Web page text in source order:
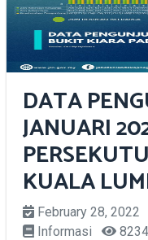
DATA
JANUARI
KUALA
February 28, 2022
Informasi
8234